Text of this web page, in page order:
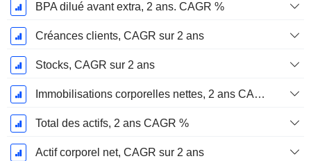
BPA dilué avant extra, 2 ans. CAGR %
Créances clients, CAGR sur 2 ans
Stocks, CAGR sur 2 ans
Immobilisations corporelles nettes, 2 ans CAGR %
Total des actifs, 2 ans CAGR %
Actif corporel net, CAGR sur 2 ans